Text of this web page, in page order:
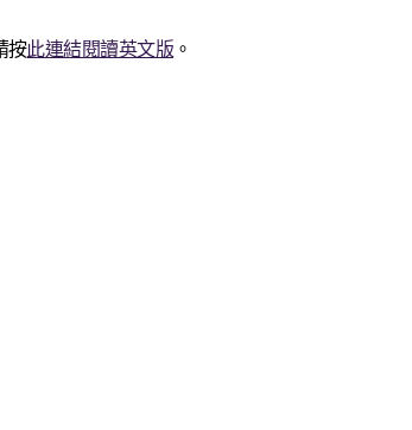
按此連結閱讀英文版 。